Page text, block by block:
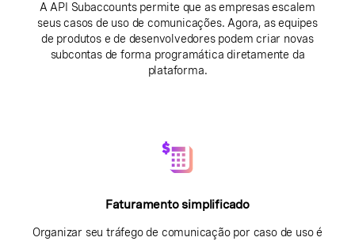
A API Subaccounts permite que as empresas escalem
seus casos de uso de comunicações. Agora, as equipes
de produtos e de desenvolvedores podem criar novas
subcontas de forma programática diretamente da
plataforma.
Faturamento simplificado
Organizar seu tráfego de comunicação por caso de uso é